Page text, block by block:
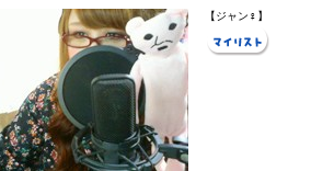
【ジャン♀】